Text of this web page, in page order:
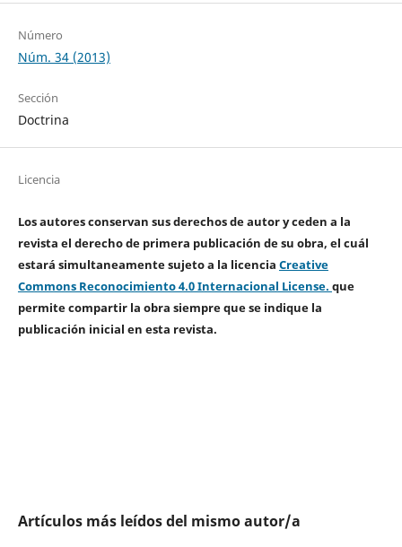
Número
Núm. 34 (2013)
Sección
Doctrina
Licencia
Los autores conservan sus derechos de autor y ceden a la
revista el derecho de primera publicación de su obra, el cuál
estará simultaneamente sujeto a la licencia Creative
Commons Reconocimiento 4.0 Internacional License. que
permite compartir la obra siempre que se indique la
publicación inicial en esta revista.
Artículos más leídos del mismo autor/a